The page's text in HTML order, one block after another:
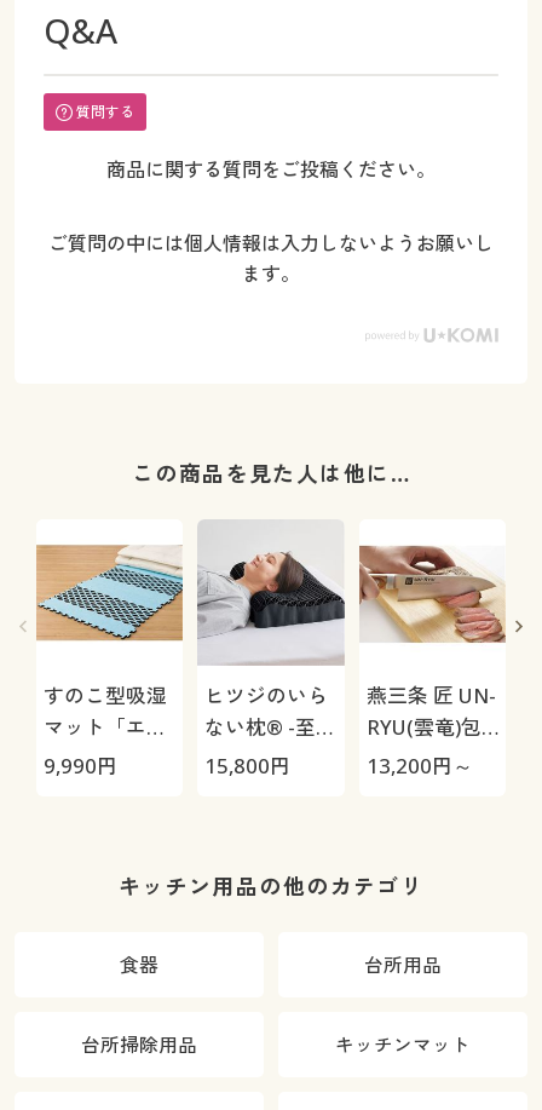
Q&A
質問する
商品に関する質問をご投稿ください。
ご質問の中には個人情報は入力しないようお願いし
ます。
この商品を見た人は他に…
すのこ型吸湿
マット「エア
ージョブ®」
9,990円
ヒツジのいら
ない枕® -至
極-
15,800円
燕三条 匠 UN-
RYU(雲竜)包
丁
13,200円～
キッチン用品の他のカテゴリ
食器 台所用品
台所掃除用品 キッチンマット